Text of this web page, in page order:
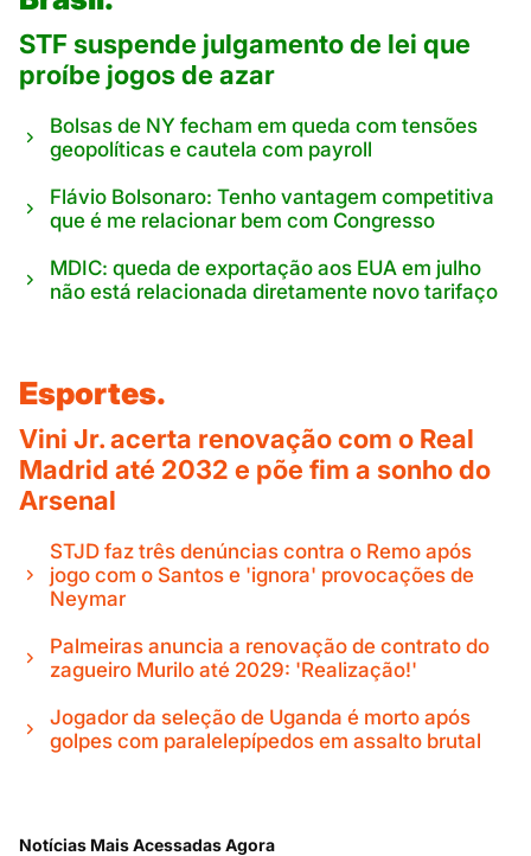
STF suspende julgamento de lei que
proíbe jogos de azar
Bolsas de NY fecham em queda com tensões
geopolíticas e cautela com payroll
Flávio Bolsonaro: Tenho vantagem competitiva
que é me relacionar bem com Congresso
MDIC: queda de exportação aos EUA em julho
não está relacionada diretamente novo tarifaço
Esportes.
Vini Jr. acerta renovação com o Real
Madrid até 2032 e põe fim a sonho do
Arsenal
STJD faz três denúncias contra o Remo após
jogo com o Santos e 'ignora' provocações de
Neymar
Palmeiras anuncia a renovação de contrato do
zagueiro Murilo até 2029: 'Realização!'
Jogador da seleção de Uganda é morto após
golpes com paralelepípedos em assalto brutal
Notícias Mais Acessadas Agora